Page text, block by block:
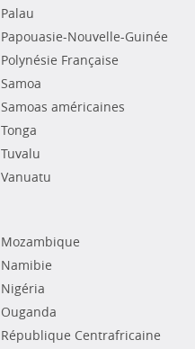
Palau
Papouasie-Nouvelle-Guinée
Polynésie Française
Samoa
Samoas américaines
Tonga
Tuvalu
Vanuatu
Mozambique
Namibie
Nigéria
Ouganda
République Centrafricaine